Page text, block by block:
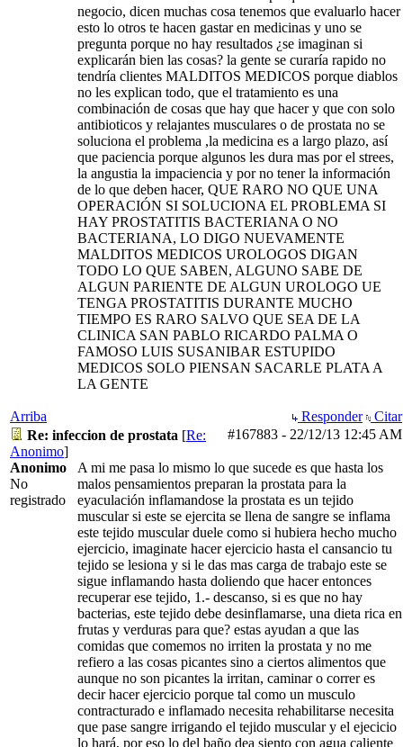
negocio, dicen muchas cosa tenemos que evaluarlo hacer
esto lo otros te hacen gastar en medicinas y uno se
pregunta porque no hay resultados ¿se imaginan si
explicarán bien las cosas? la gente se curaría rapido no
tendría clientes MALDITOS MEDICOS porque diablos
no les explican todo, que el tratamiento es una
combinación de cosas que hay que hacer y que con solo
antibioticos y relajantes musculares o de prostata no se
soluciona el problema ,la medicina es a largo plazo, así
que paciencia porque algunos les dura mas por el strees,
la angustia la impaciencia y por no tener la información
de lo que deben hacer, QUE RARO NO QUE UNA
OPERACIÓN SI SOLUCIONA EL PROBLEMA SI
HAY PROSTATITIS BACTERIANA O NO
BACTERIANA, LO DIGO NUEVAMENTE
MALDITOS MEDICOS UROLOGOS DIGAN
TODO LO QUE SABEN, ALGUNO SABE DE
ALGUN PARIENTE DE ALGUN UROLOGO UE
TENGA PROSTATITIS DURANTE MUCHO
TIEMPO ES RARO SALVO QUE SEA DE LA
CLINICA SAN PABLO RICARDO PALMA O
FAMOSO LUIS SUSANIBAR ESTUPIDO
MEDICOS SOLO PIENSAN SACARLE PLATA A
LA GENTE
Arriba Responder
Citar
#167883 - 22/12/13 12:45 AM
Re: infeccion de prostata [Re:
Anonimo]
Anonimo
No
registrado
A mi me pasa lo mismo lo que sucede es que hasta los
malos pensamientos preparan la prostata para la
eyaculación inflamandose la prostata es un tejido
muscular si este se ejercita se llena de sangre se inflama
este tejido muscular duele como si hubiera hecho mucho
ejercicio, imaginate hacer ejercicio hasta el cansancio tu
tejido se lesiona y si le das mas carga de trabajo este se
sigue inflamando hasta doliendo que hacer entonces
recuperar ese tejido, 1.- descanso, si es que no hay
bacterias, este tejido debe desinflamarse, una dieta rica en
frutas y verduras para que? estas ayudan a que las
comidas que comemos no irriten la prostata y no me
refiero a las cosas picantes sino a ciertos alimentos que
aunque no son picantes la irritan, caminar o correr es
decir hacer ejercicio porque tal como un musculo
contracturado e inflamado necesita rehabilitarse necesita
que pase sangre irrigando el tejido muscular y el ejecicio
lo hará, por eso lo del baño dea siento con agua caliente